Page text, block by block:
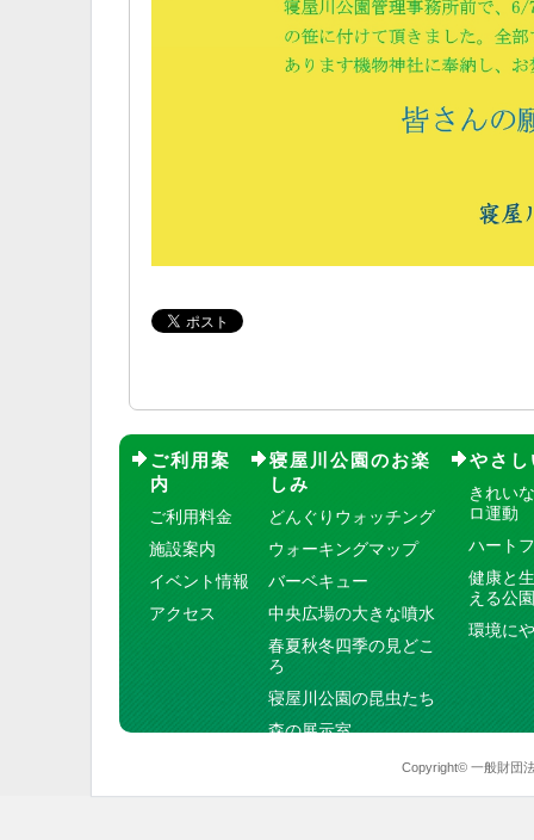
ご利用案
内
ご利用料金
施設案内
イベント情報
アクセス
寝屋川公園のお楽
しみ
どんぐりウォッチング
ウォーキングマップ
バーベキュー
中央広場の大きな噴水
春夏秋冬四季の見どこ
ろ
寝屋川公園の昆虫たち
森の展示室
やさ
きれい
ロ運動
ハート
健康と
える公園
環境に
Copyright© 一般財団